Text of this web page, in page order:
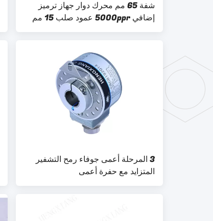
شفة 65 مم محرك دوار جهاز ترميز
إضافي 5000ppr عمود صلب 15 مم
3 المرحلة أعمى جوفاء رمح التشفير
المتزايد مع حفرة أعمى